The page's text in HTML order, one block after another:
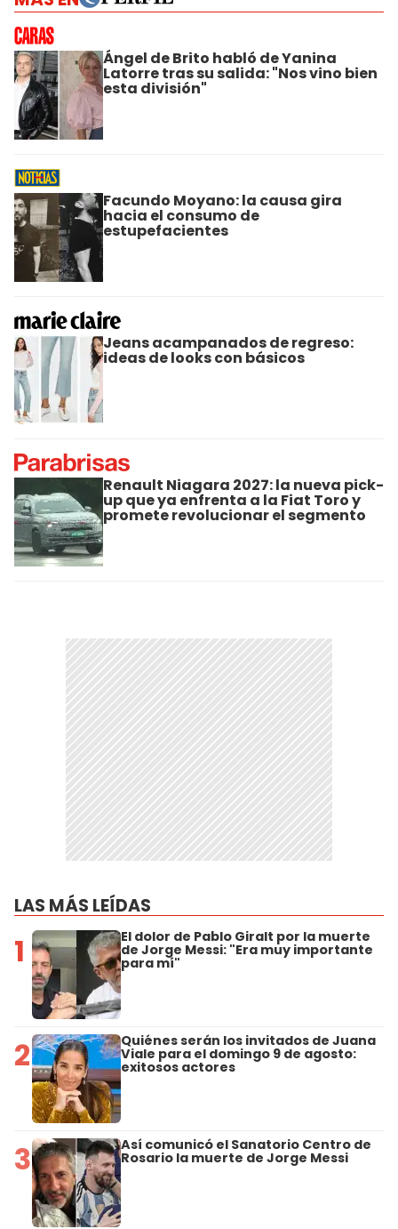
Ángel de Brito habló de Yanina
Latorre tras su salida: "Nos vino bien
esta división"
Facundo Moyano: la causa gira
hacia el consumo de
estupefacientes
Jeans acampanados de regreso:
ideas de looks con básicos
Renault Niagara 2027: la nueva pick-
up que ya enfrenta a la Fiat Toro y
promete revolucionar el segmento
LAS MÁS LEÍDAS
1 El dolor de Pablo Giralt por la muerte
de Jorge Messi: "Era muy importante
para mí"
2 Quiénes serán los invitados de Juana
Viale para el domingo 9 de agosto:
exitosos actores
3 Así comunicó el Sanatorio Centro de
Rosario la muerte de Jorge Messi